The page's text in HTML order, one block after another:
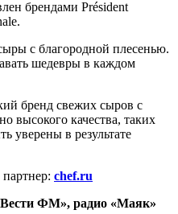
брендами Président
с благородной плесенью.
шедевры в каждом
бренд свежих сыров с
высокого качества, таких
уверены в результате
chef.ru
ФМ», радио «Маяк»